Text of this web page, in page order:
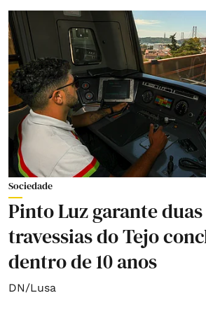
Sociedade
Pinto Luz garante
travessias do Tejo
dentro de 10 anos
DN/Lusa